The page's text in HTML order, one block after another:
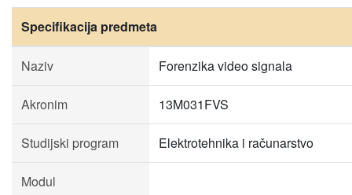
Specifikacija predmeta
Naziv Forenzika video signala
Akronim 13M031FVS
Studijski program Elektrotehnika i računarstvo
Modul